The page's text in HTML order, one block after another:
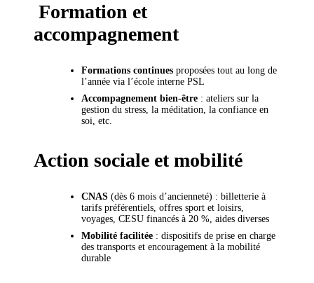
Formation et
accompagnement
Formations continues proposées tout au long de
l’année via l’école interne PSL
Accompagnement bien-être : ateliers sur la
gestion du stress, la méditation, la confiance en
soi, etc.
Action sociale et mobilité
CNAS (dès 6 mois d’ancienneté) : billetterie à
tarifs préférentiels, offres sport et loisirs,
voyages, CESU financés à 20 %, aides diverses
Mobilité facilitée : dispositifs de prise en charge
des transports et encouragement à la mobilité
durable